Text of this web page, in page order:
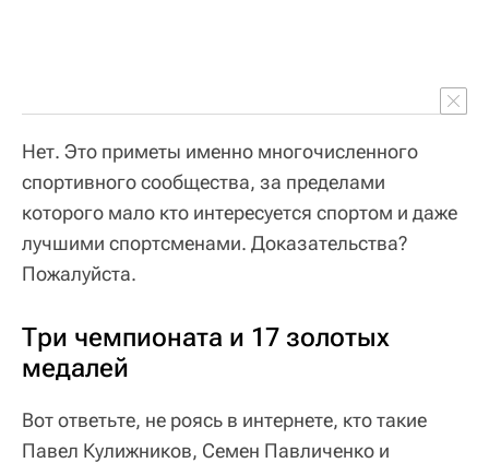
Нет. Это приметы именно многочисленного
спортивного сообщества, за пределами
которого мало кто интересуется спортом и даже
лучшими спортсменами. Доказательства?
Пожалуйста.
Три чемпионата и 17 золотых
медалей
Вот ответьте, не роясь в интернете, кто такие
Павел Кулижников, Семен Павличенко и